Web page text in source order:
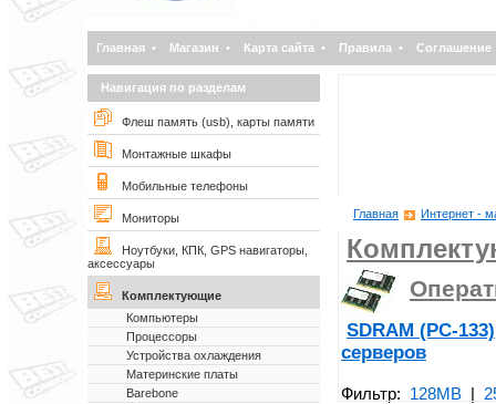
Главная • Магазин • Карта сайта • Правила • Соглашение
Навигация по разделам
Флеш память (usb), карты памяти
Монтажные шкафы
Мобильные телефоны
Мониторы
Ноутбуки, КПК, GPS навигаторы,
аксессуары
Комплектующие
Компьютеры
Процессоры
Устройства охлаждения
Материнские платы
Barebone
Главная Интернет -
SDRAM (PC-133)
серверов
Фильтр: 128MB |